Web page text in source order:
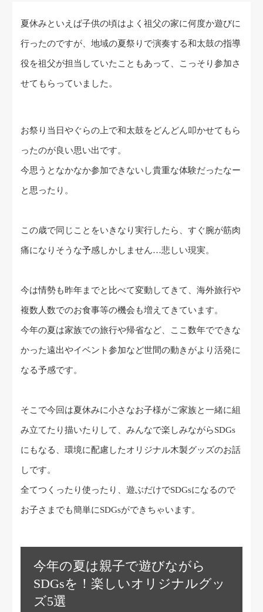
夏休みといえば子供の頃はよく祖父の家に何度か遊びに
行ったのですが、地域の夏祭りで演奏する和太鼓の指導
役を祖父が担当していたこともあって、こっそり参加さ
せてもらっていました。
お祭り当日やぐらの上で和太鼓をどんどん叩かせてもら
ったのが良い思い出です。
今思うとなかなか参加できないし貴重な体験だったなー
と思ったり。
この歳で同じことをいきなり実行したら、すぐ腕が筋肉
痛になりそうな予感しかしません…悲しい現実。
今は情勢も昨年までと比べて変動してきて、海外旅行や
複数人数でのお食事等の機会も増えてきています。
今年の夏は家族での旅行や帰省など、ここ数年でできな
かった遠出やイベント参加など世間の動きがより活発に
なる予感です。
そこで今回は夏休みに小さなお子様がご家族と一緒に組
み立てたり描いたりして、みんなで楽しみながらSDGs
にもなる、環境に配慮したオリジナル木製グッズのお話
しです。
全てつくったり使ったり、遊ぶだけでSDGsになるので
お子さまでも簡単にSDGsができちゃいます。
今年の夏は親子で遊びながら
SDGsを！楽しいオリジナルグッ
ズ5選